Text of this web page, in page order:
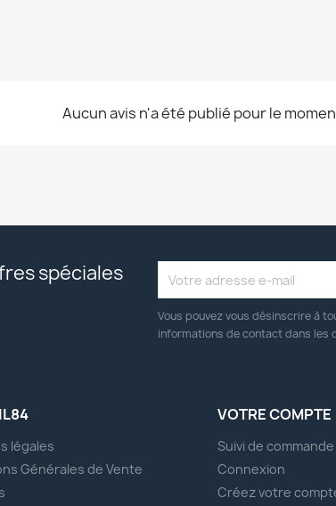
Aucun avis n'a été publié pour le
spéciales
Vous pouvez vous désinscrire à
informations de contact dans les
légales
Générales de Vente
VOTRE COMPTE
Suivi de commande
Connexion
Créez votre